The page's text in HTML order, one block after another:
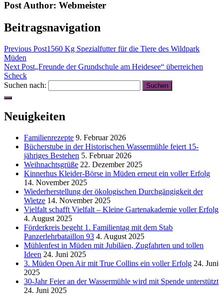
Post Author: Webmeister
Beitragsnavigation
Previous Post1560 Kg Spezialfutter für die Tiere des Wildpark
Müden
Next Post„Freunde der Grundschule am Heidesee“ überreichen
Scheck
Suchen nach:
Neuigkeiten
Familienrezepte 9. Februar 2026
Bücherstube in der Historischen Wassermühle feiert 15-
jähriges Bestehen 5. Februar 2026
Weihnachtsgrüße 22. Dezember 2025
Kinnerhus Kleider-Börse in Müden erneut ein voller Erfolg
14. November 2025
Wiederherstellung der ökologischen Durchgängigkeit der
Wietze 14. November 2025
Vielfalt schafft Vielfalt – Kleine Gartenakademie voller Erfolg
4. August 2025
Förderkreis begeht 1. Familientag mit dem Stab
Panzerlehrbataillon 93 4. August 2025
Mühlenfest in Müden mit Jubiläen, Zugfahrten und tollen
Ideen 24. Juni 2025
3. Müden Open Air mit True Collins ein voller Erfolg 24. Juni
2025
30-Jahr Feier an der Wassermühle wird mit Spende unterstützt
24. Juni 2025